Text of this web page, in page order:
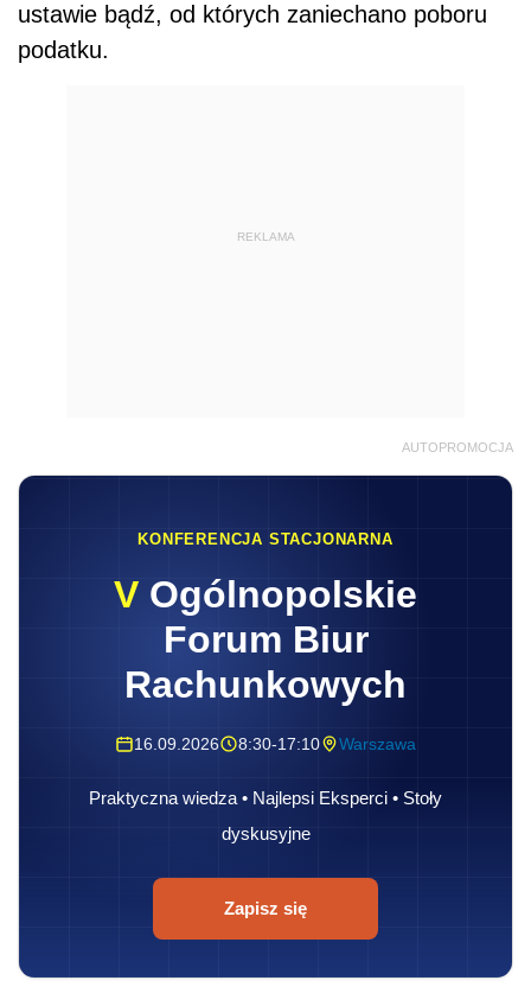
ustawie bądź, od których zaniechano poboru
podatku.
REKLAMA
AUTOPROMOCJA
KONFERENCJA STACJONARNA
V Ogólnopolskie
Forum Biur
Rachunkowych
16.09.2026 8:30-17:10 Warszawa
Praktyczna wiedza • Najlepsi Eksperci • Stoły
dyskusyjne
Zapisz się